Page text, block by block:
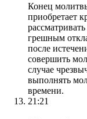
Конец
приобретает
грешным
после
совершить
случае
выполнять
времени.
21:21